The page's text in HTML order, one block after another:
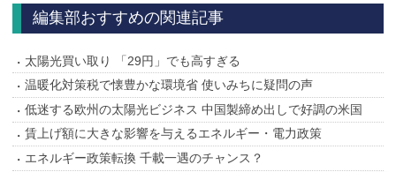
へ
へ
編集部おすすめの関連記事
太陽光買い取り 「29円」でも高すぎる
温暖化対策税で懐豊かな環境省 使いみちに疑問の声
低迷する欧州の太陽光ビジネス 中国製締め出しで好調の米国
賃上げ額に大きな影響を与えるエネルギー・電力政策
エネルギー政策転換 千載一遇のチャンス？